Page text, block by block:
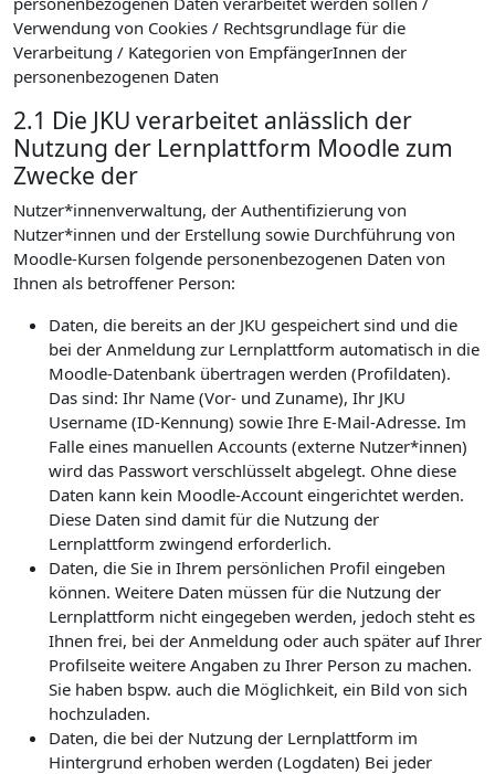
Verwendung von Cookies / Rechtsgrundlage für die
Verarbeitung / Kategorien von EmpfängerInnen der
personenbezogenen Daten
2.1 Die JKU verarbeitet anlässlich der
Nutzung der Lernplattform Moodle zum
Zwecke der
Nutzer*innenverwaltung, der Authentifizierung von
Nutzer*innen und der Erstellung sowie Durchführung von
Moodle-Kursen folgende personenbezogenen Daten von
Ihnen als betroffener Person:
Daten, die bereits an der JKU gespeichert sind und die
bei der Anmeldung zur Lernplattform automatisch in die
Moodle-Datenbank übertragen werden (Profildaten).
Das sind: Ihr Name (Vor- und Zuname), Ihr JKU
Username (ID-Kennung) sowie Ihre E-Mail-Adresse. Im
Falle eines manuellen Accounts (externe Nutzer*innen)
wird das Passwort verschlüsselt abgelegt. Ohne diese
Daten kann kein Moodle-Account eingerichtet werden.
Diese Daten sind damit für die Nutzung der
Lernplattform zwingend erforderlich.
Daten, die Sie in Ihrem persönlichen Profil eingeben
können. Weitere Daten müssen für die Nutzung der
Lernplattform nicht eingegeben werden, jedoch steht es
Ihnen frei, bei der Anmeldung oder auch später auf Ihrer
Profilseite weitere Angaben zu Ihrer Person zu machen.
Sie haben bspw. auch die Möglichkeit, ein Bild von sich
hochzuladen.
Daten, die bei der Nutzung der Lernplattform im
Hintergrund erhoben werden (Logdaten) Bei jeder